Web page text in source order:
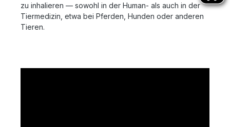
zu inhalieren — sowohl in der Human- als auch in der
Tiermedizin, etwa bei Pferden, Hunden oder anderen
Tieren.